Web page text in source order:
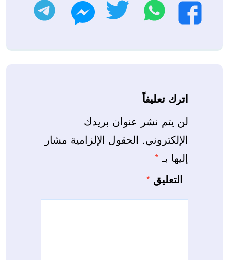
فيسبوك
واتساب تويتر ماسنجر
اترك تعليقاً
لن يتم نشر عنوان بريدك
الإلكتروني. الحقول الإلزامية مشار
إليها بـ *
التعليق *